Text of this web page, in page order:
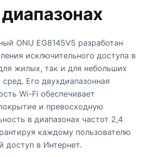
ONU EG8145V5 разработан
исключительного доступа в
жилых, так и для небольших
Его двухдиапазонная
Wi-Fi обеспечивает
и превосходную
в диапазонах частот 2,4
каждому пользователю
доступ в Интернет.